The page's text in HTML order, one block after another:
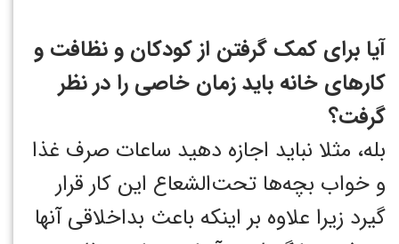
آیا برای کمک گرفتن از کودکان و نظافت و
کارهای خانه باید زمان خاصی را در نظر
گرفت؟
بله، مثلا نباید اجازه دهید ساعات صرف غذا
و خواب بچه‌ها تحت‌الشعاع این کار قرار
گیرد زیرا علاوه بر اینکه باعث بداخلاقی آنها